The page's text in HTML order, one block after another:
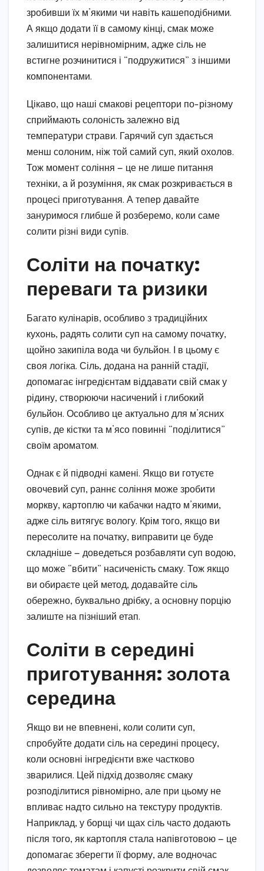
зробивши їх м’якими чи навіть кашеподібними.
А якщо додати її в самому кінці, смак може
залишитися нерівномірним, адже сіль не
встигне розчинитися і “подружитися” з іншими
компонентами.
Цікаво, що наші смакові рецептори по-різному
сприймають солоність залежно від
температури страви. Гарячий суп здається
менш солоним, ніж той самий суп, який охолов.
Тож момент соління — це не лише питання
техніки, а й розуміння, як смак розкривається в
процесі приготування. А тепер давайте
зануримося глибше й розберемо, коли саме
солити різні види супів.
Соліти на початку:
переваги та ризики
Багато кулінарів, особливо з традиційних
кухонь, радять солити суп на самому початку,
щойно закипіла вода чи бульйон. І в цьому є
своя логіка. Сіль, додана на ранній стадії,
допомагає інгредієнтам віддавати свій смак у
рідину, створюючи насичений і глибокий
бульйон. Особливо це актуально для м’ясних
супів, де кістки та м’ясо повинні “поділитися”
своїм ароматом.
Однак є й підводні камені. Якщо ви готуєте
овочевий суп, раннє соління може зробити
моркву, картоплю чи кабачки надто м’якими,
адже сіль витягує вологу. Крім того, якщо ви
пересолите на початку, виправити це буде
складніше — доведеться розбавляти суп водою,
що може “вбити” насиченість смаку. Тож якщо
ви обираєте цей метод, додавайте сіль
обережно, буквально дрібку, а основну порцію
залиште на пізніший етап.
Соліти в середині
приготування: золота
середина
Якщо ви не впевнені, коли солити суп,
спробуйте додати сіль на середині процесу,
коли основні інгредієнти вже частково
зварилися. Цей підхід дозволяє смаку
розподілитися рівномірно, але при цьому не
впливає надто сильно на текстуру продуктів.
Наприклад, у борщі чи щах сіль часто додають
після того, як картопля стала напівготовою — це
допомагає зберегти її форму, але водночас